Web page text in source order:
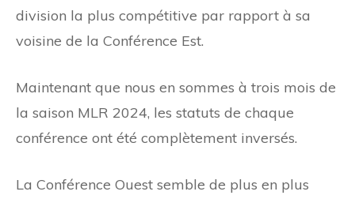
division la plus compétitive par rapport à sa
voisine de la Conférence Est.
Maintenant que nous en sommes à trois mois de
la saison MLR 2024, les statuts de chaque
conférence ont été complètement inversés.
La Conférence Ouest semble de plus en plus